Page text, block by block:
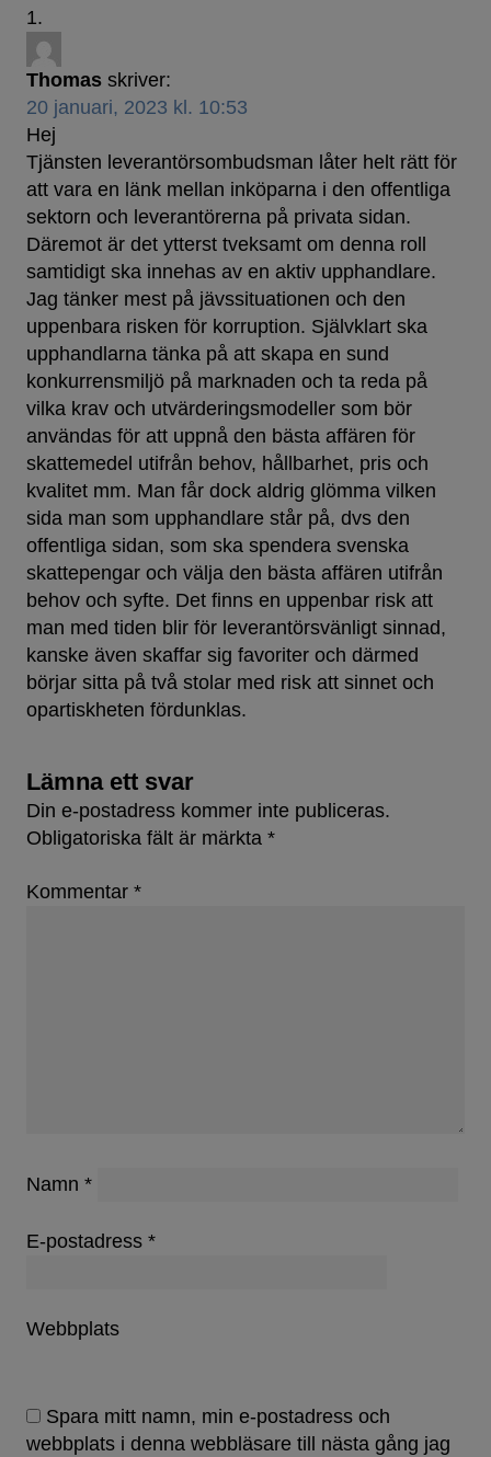
Thomas skriver:
20 januari, 2023 kl. 10:53
Hej
Tjänsten leverantörsombudsman låter helt rätt för
att vara en länk mellan inköparna i den offentliga
sektorn och leverantörerna på privata sidan.
Däremot är det ytterst tveksamt om denna roll
samtidigt ska innehas av en aktiv upphandlare.
Jag tänker mest på jävssituationen och den
uppenbara risken för korruption. Självklart ska
upphandlarna tänka på att skapa en sund
konkurrensmiljö på marknaden och ta reda på
vilka krav och utvärderingsmodeller som bör
användas för att uppnå den bästa affären för
skattemedel utifrån behov, hållbarhet, pris och
kvalitet mm. Man får dock aldrig glömma vilken
sida man som upphandlare står på, dvs den
offentliga sidan, som ska spendera svenska
skattepengar och välja den bästa affären utifrån
behov och syfte. Det finns en uppenbar risk att
man med tiden blir för leverantörsvänligt sinnad,
kanske även skaffar sig favoriter och därmed
börjar sitta på två stolar med risk att sinnet och
opartiskheten fördunklas.
Lämna ett svar
Din e-postadress kommer inte publiceras.
Obligatoriska fält är märkta *
Kommentar *
Namn *
E-postadress *
Webbplats
Spara mitt namn, min e-postadress och
webbplats i denna webbläsare till nästa gång jag